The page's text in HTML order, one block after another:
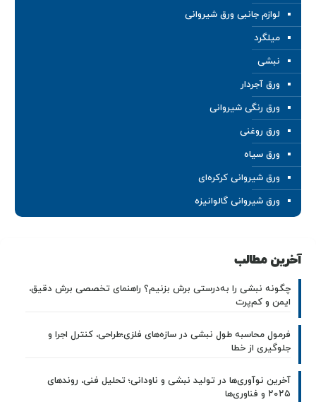
لوازم جانبی ورق شیروانی
میلگرد
نبشی
ورق آجردار
ورق رنگی شیروانی
ورق روغنی
ورق سیاه
ورق شیروانی کرکره‌ای
ورق شیروانی گالوانیزه
آخرین مطالب
چگونه نبشی را به‌درستی برش بزنیم؟ راهنمای تخصصی برش دقیق،
ایمن و کم‌پرت
فرمول محاسبه طول نبشی در سازه‌های فلزی؛طراحی، کنترل اجرا و
جلوگیری از خطا
آخرین نوآوری‌ها در تولید نبشی و ناودانی؛ تحلیل فنی، روندهای
۲۰۲۵ و فناوری‌ها